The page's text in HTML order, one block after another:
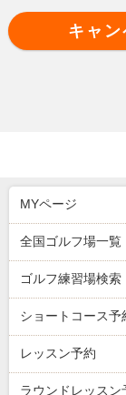
・本キャ
は早期に
が対象で
・本キャ
なかった
キャ
MYページ
全国ゴルフ場一覧
ゴルフ練習場検索
ショートコース予
レッスン予約
ラウンドレッスン